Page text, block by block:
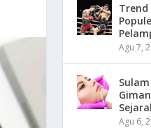
Trend
Agu 7,
Agu 6,